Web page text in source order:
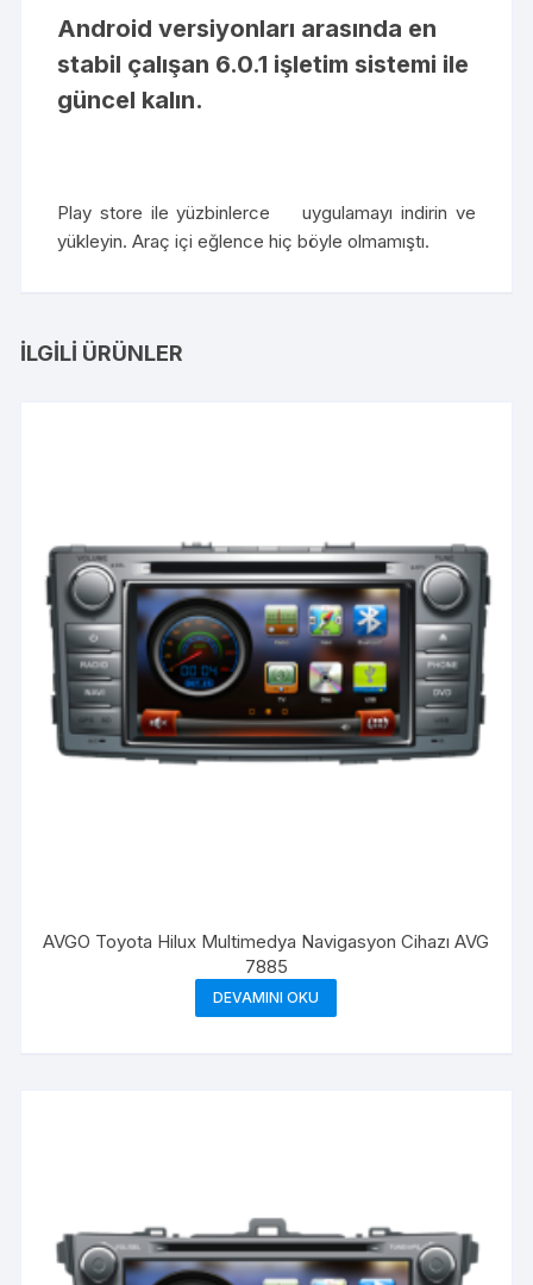
Android versiyonları arasında en
stabil çalışan 6.0.1 işletim sistemi ile
güncel kalın.
Play store ile yüzbinlerce uygulamayı indirin ve
yükleyin. Araç içi eğlence hiç böyle olmamıştı.
İLGILI ÜRÜNLER
AVGO Toyota Hilux Multimedya Navigasyon Cihazı AVG
7885
DEVAMINI OKU